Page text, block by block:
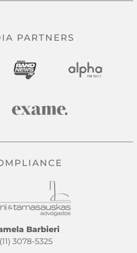
PARTNERS
Barbieri
(11) 3078-5325